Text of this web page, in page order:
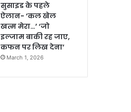
सुसाइड के पहले
ऐलान- ‘कल खेल
खत्म मेरा…’ ‘जो
इल्जाम बाकी रह जाए,
कफन पर लिख देना’
March 1, 2026